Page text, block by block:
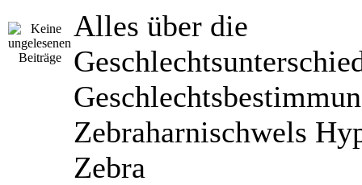
Alles über die
Zebraharnischwels
Zebra